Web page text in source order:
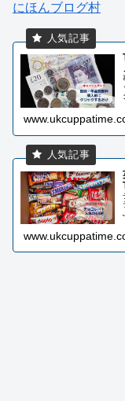
にほんブログ村